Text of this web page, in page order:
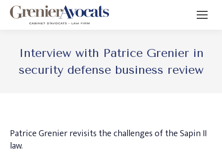
Interview with Patrice Grenier in
security defense business review
Patrice Grenier revisits the challenges of the Sapin II
law.